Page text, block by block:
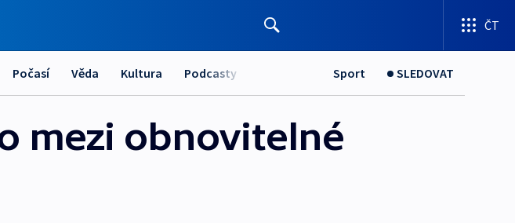
ČT
Počasí Věda Kultura Podcasty Sport SLEDOVAT
mezi obnovitelné